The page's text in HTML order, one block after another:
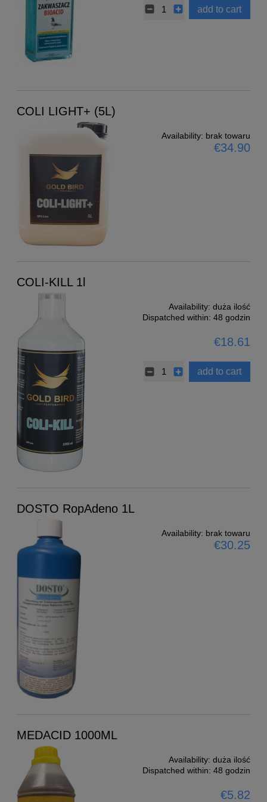
add to cart
COLI LIGHT+ (5L)
Availability: brak towaru
€34.90
COLI-KILL 1l
Availability: duża ilość
Dispatched within: 48 godzin
€18.61
add to cart
DOSTO RopAdeno 1L
Availability: brak towaru
€30.25
MEDACID 1000ML
Availability: duża ilość
Dispatched within: 48 godzin
€5.82